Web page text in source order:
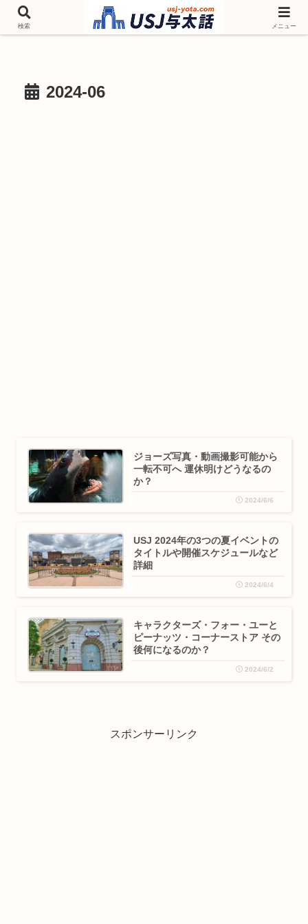
チケットやシーズンイベント ニンテンドーワールド アトラクションなどユニ
バを歩いて情報収集しています
2024-06
ジョーズ写真・動画撮影可能から
一転不可へ 運休明けどうなるの
か？
2024/6/6
USJ 2024年の3つの夏イベントの
タイトルや開催スケジュールなど
詳細
2024/6/4
キャラクターズ・フォー・ユーと
ピーナッツ・コーナーストア その
後何になるのか？
2024/6/2
スポンサーリンク
検索 メニュー